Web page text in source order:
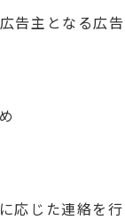
告主となる広
応じた連絡を